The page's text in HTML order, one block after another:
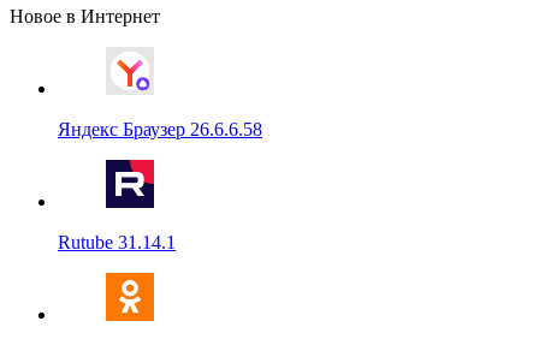
Новое в Интернет
Яндекс Браузер 26.6.6.58
Rutube 31.14.1